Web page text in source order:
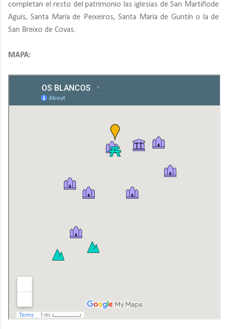
completan el resto del patrimonio las iglesias de San Martiñode
Aguís, Santa María de Peixeiros, Santa María de Guntín o la de
San Breixo de Covas.
MAPA: